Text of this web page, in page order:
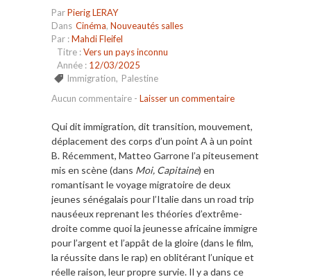
ParPierig LERAY
Dans Cinéma, Nouveautés salles
Par :Mahdi Fleifel
Titre :Vers un pays inconnu
Année : 12/03/2025
Immigration, Palestine
Aucun commentaire - Laisser un commentaire
Qui dit immigration, dit transition, mouvement,
déplacement des corps d’un point A à un point
B. Récemment, Matteo Garrone l’a piteusement
mis en scène (dans Moi, Capitaine) en
romantisant le voyage migratoire de deux
jeunes sénégalais pour l’Italie dans un road trip
nauséeux reprenant les théories d’extrême-
droite comme quoi la jeunesse africaine immigre
pour l’argent et l’appât de la gloire (dans le film,
la réussite dans le rap) en oblitérant l’unique et
réelle raison, leur propre survie. Il y a dans ce